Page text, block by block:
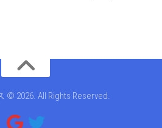
2026. All Rights Reserved.